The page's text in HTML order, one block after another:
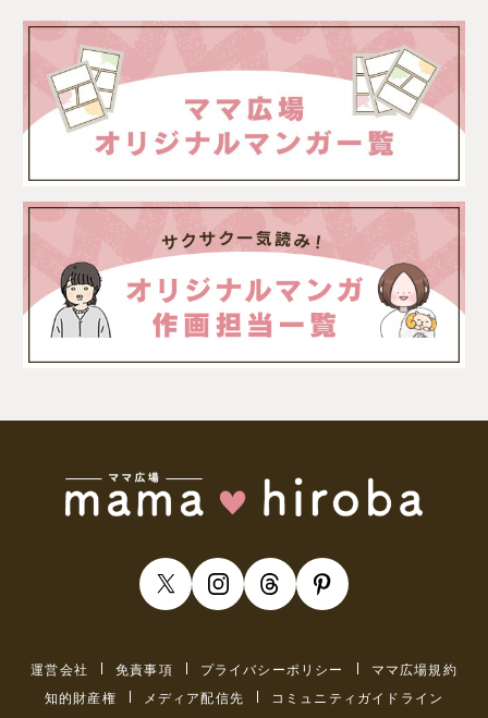
運営会社 免責事項 プライバシーポリシー
ママ広場規約
知的財産権
メディア配信先 コミュニティガイドライン